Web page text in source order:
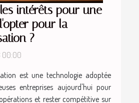
intérêts pour une
pour la
?
00:00
est une technologie adoptée
entreprises aujourd'hui pour
et rester compétitive sur